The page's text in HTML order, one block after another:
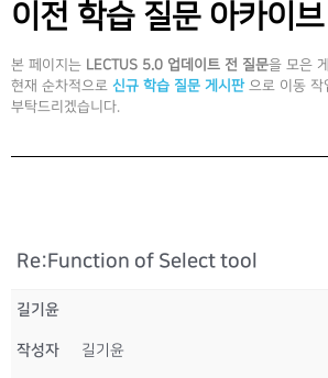
이전 학습 질문 아카이브
본 페이지는 LECTUS 5.0 업데이트 전 질문을 모은
현재 순차적으로 신규 학습 질문 게시판 으로 이동 작
부탁드리겠습니다.
Re:Function of Select tool
길기윤
작성자 길기윤